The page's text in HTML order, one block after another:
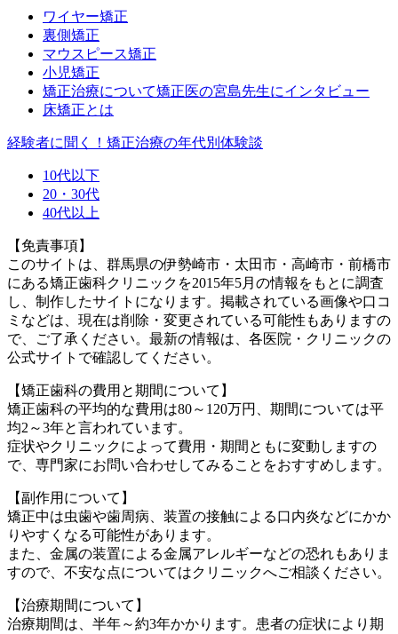
ワイヤー矯正
裏側矯正
マウスピース矯正
小児矯正
矯正治療について矯正医の宮島先生にインタビュー
床矯正とは
経験者に聞く！矯正治療の年代別体験談
10代以下
20・30代
40代以上
【免責事項】
このサイトは、群馬県の伊勢崎市・太田市・高崎市・前橋市
にある矯正歯科クリニックを2015年5月の情報をもとに調査
し、制作したサイトになります。掲載されている画像や口コ
ミなどは、現在は削除・変更されている可能性もありますの
で、ご了承ください。最新の情報は、各医院・クリニックの
公式サイトで確認してください。
【矯正歯科の費用と期間について】
矯正歯科の平均的な費用は80～120万円、期間については平
均2～3年と言われています。
症状やクリニックによって費用・期間ともに変動しますの
で、専門家にお問い合わせしてみることをおすすめします。
【副作用について】
矯正中は虫歯や歯周病、装置の接触による口内炎などにかか
りやすくなる可能性があります。
また、金属の装置による金属アレルギーなどの恐れもありま
すので、不安な点についてはクリニックへご相談ください。
【治療期間について】
治療期間は、半年～約3年かかります。患者の症状により期